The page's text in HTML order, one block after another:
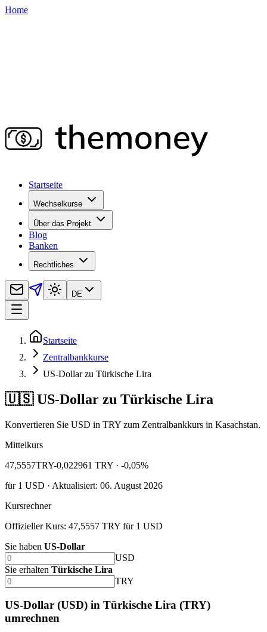
Home
Startseite
Wechselkurse
Über das Projekt
Blog
Banken
Rechtliches
DE
Startseite
Zentralbankkurse
US-Dollar zu Türkische Lira
🇺🇸 US-Dollar zu Türkische Lira
Konvertieren Sie USD in TRY zum Zentralbankkurs in Kasachstan.
Mittelkurs
47,5557TRY-0,022961 TRY · -0,05%
für1 USD · Aktualisiert: 06. August 2026
Kursrechner
Offizieller Kurs: 47,5557 TRY für 1 USD
Sie haben US-Dollar
USD
Sie erhalten Türkische Lira
TRY
US-Dollar (USD) in Türkische Lira (TRY)
umrechnen